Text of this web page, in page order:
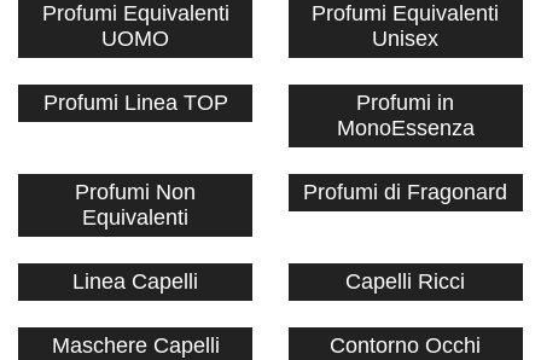
Profumi Equivalenti
UOMO
Profumi Equivalenti
Unisex
Profumi Linea TOP
Profumi in
MonoEssenza
Profumi Non
Equivalenti
Profumi di Fragonard
Linea Capelli Capelli Ricci
Maschere Capelli Contorno Occhi